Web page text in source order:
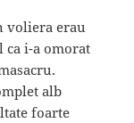
voliera erau
ca i-a omorat
alb
foarte